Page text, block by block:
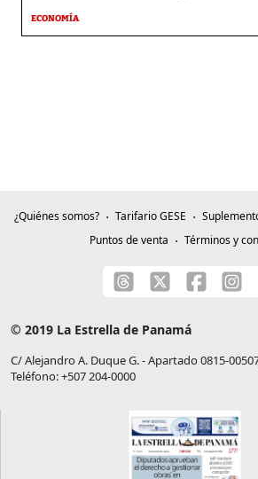
ECONOMÍA
¿Quiénes somos? Tarifario GESE
Puntos de venta
Términos y
© 2019 La Estrella de Panamá
C/ Alejandro A. Duque G. - Apartado 0815-
Teléfono: +507 204-0000